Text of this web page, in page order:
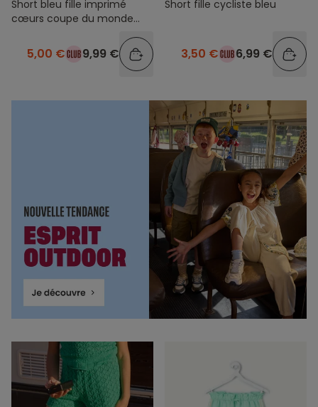
Short bleu fille imprimé
cœurs coupe du monde
5,00 € 9,99 €
Short fille cycliste bleu
3,50 € 6,99 €